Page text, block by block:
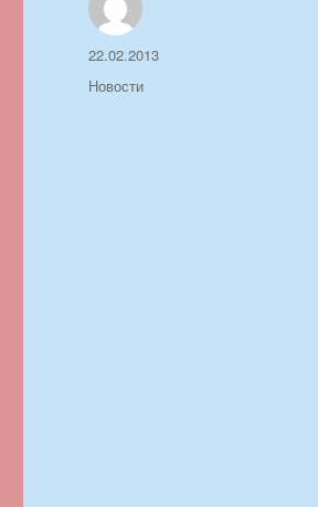
Автор
Опубликовано
22.02.2013
Рубрики
Новости